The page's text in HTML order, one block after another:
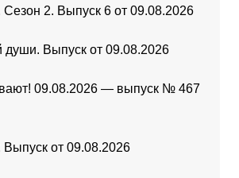
2. Выпуск 6 от 09.08.2026
души. Выпуск от 09.08.2026
09.08.2026 — выпуск № 467
Выпуск от 09.08.2026